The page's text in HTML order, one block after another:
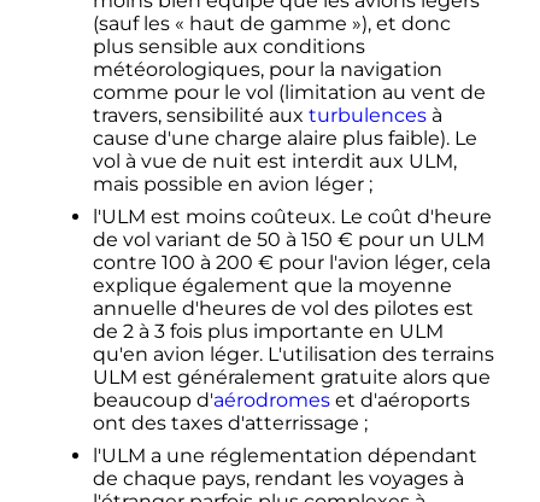
(sauf les « haut de gamme »), et donc
plus sensible aux conditions
météorologiques, pour la navigation
comme pour le vol (limitation au vent de
travers, sensibilité aux turbulencesà
cause d'une charge alaire plus faible). Le
vol à vue de nuit est interdit aux ULM,
mais possible en avion léger ;
l'ULM est moins coûteux. Le coût d'heure
de vol variant de 50 à 150 € pour un ULM
contre 100 à 200 € pour l'avion léger, cela
explique également que la moyenne
annuelle d'heures de vol des pilotes est
de 2 à 3 foisplus importante en ULM
qu'en avion léger. L'utilisation des terrains
ULM est généralement gratuite alors que
beaucoup d'aérodromeset d'aéroports
ont des taxes d'atterrissage ;
l'ULM a une réglementation dépendant
de chaque pays, rendant les voyages à